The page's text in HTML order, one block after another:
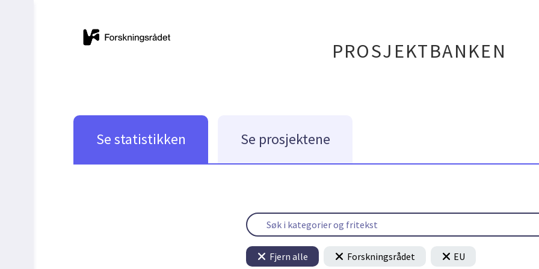
PROSJEKTBANKEN
Se statistikken Se prosjektene
Fjern alle Forskningsrådet EU